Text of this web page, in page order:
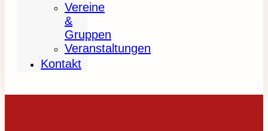
Vereine
&
Gruppen
Veranstaltungen
Kontakt